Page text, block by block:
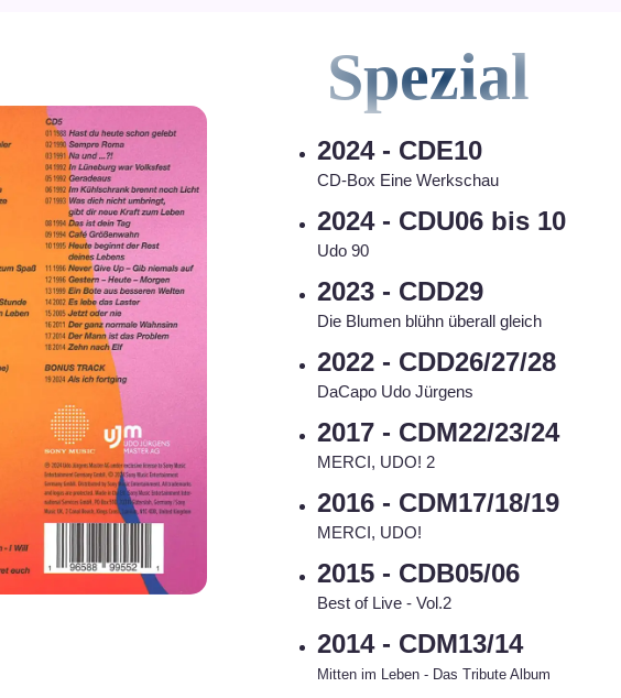
Spezial
2024 - CDE10
CD-Box Eine Werkschau
2024 - CDU06 bis 10
Udo 90
2023 - CDD29
Die Blumen blühn überall gleich
2022 - CDD26/27/28
DaCapo Udo Jürgens
2017 - CDM22/23/24
MERCI, UDO! 2
2016 - CDM17/18/19
MERCI, UDO!
2015 - CDB05/06
Best of Live - Vol.2
2014 - CDM13/14
Mitten im Leben - Das Tribute Album